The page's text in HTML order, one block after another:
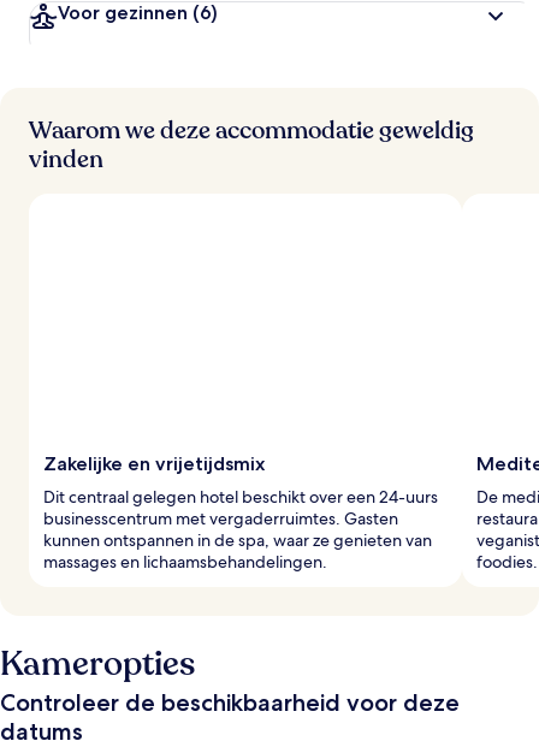
Voor gezinnen (6)
Waarom we deze accommodatie geweldig
vinden
Zakelijke en vrijetijdsmix
Dit centraal gelegen hotel beschikt over een 24-uurs
businesscentrum met vergaderruimtes. Gasten
kunnen ontspannen in de spa, waar ze genieten van
massages en lichaamsbehandelingen.
De
foodies.
Kameropties
Controleer de beschikbaarheid voor deze
datums